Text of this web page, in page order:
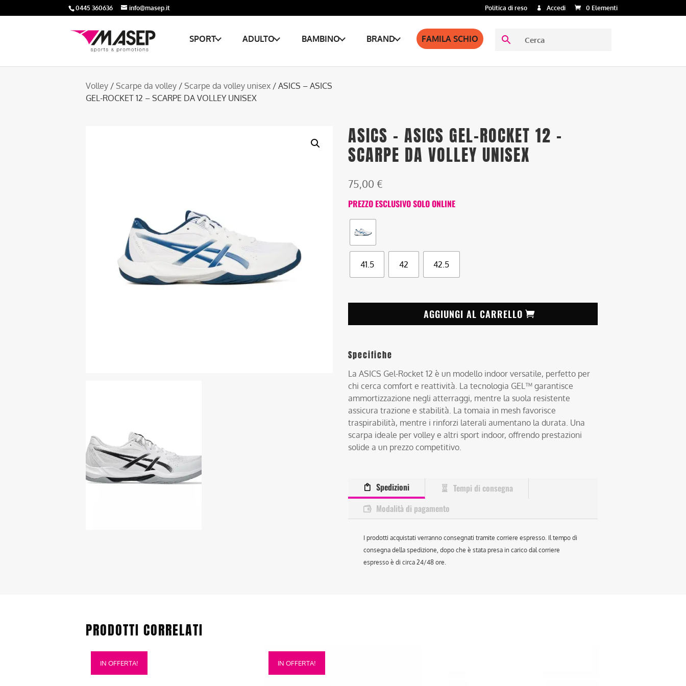
0445 360636 info@masep.it Politica di reso Accedi 0 Elementi
SPORT ADULTO BAMBINO BRAND FAMILA SCHIO
Volley / Scarpe da volley / Scarpe da volley unisex / ASICS – ASICS
GEL-ROCKET 12 – SCARPE DA VOLLEY UNISEX
ASICS – ASICS GEL-ROCKET 12 –
SCARPE DA VOLLEY UNISEX
75,00 €
PREZZO ESCLUSIVO SOLO ONLINE
41.5 42 42.5
AGGIUNGI AL CARRELLO
Specifiche
La ASICS Gel-Rocket 12 è un modello indoor versatile, perfetto per
chi cerca comfort e reattività. La tecnologia GEL™ garantisce
ammortizzazione negli atterraggi, mentre la suola resistente
assicura trazione e stabilità. La tomaia in mesh favorisce
traspirabilità, mentre i rinforzi laterali aumentano la durata. Una
scarpa ideale per volley e altri sport indoor, offrendo prestazioni
solide a un prezzo competitivo.
Spedizioni
Tempi di consegna
Modalità di pagamento
I prodotti acquistati verranno consegnati tramite corriere espresso. Il tempo di
consegna della spedizione, dopo che è stata presa in carico dal corriere
espresso è di circa 24/48 ore.
PRODOTTI CORRELATI
IN OFFERTA!
Questo
prodotto
IN OFFERTA!
Questo
prodotto